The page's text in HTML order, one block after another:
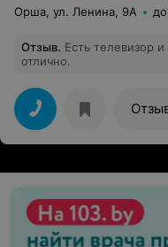
Орша, ул. Ленина, 9А
Отзыв. Есть телевизор
отлично.